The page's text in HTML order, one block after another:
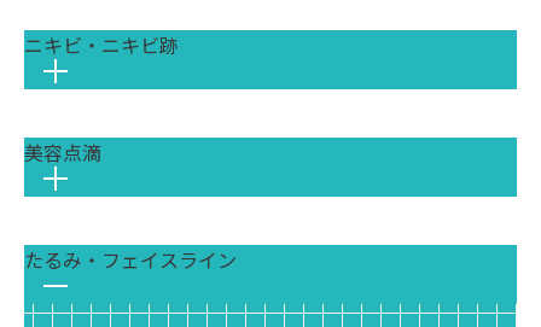
レーザー治療や内服薬など、最適なプラン
粉砕し、くすみの原因を効果的に除去しま
深くにあるメラニン色素を衝撃波で細かく
粉砕し、くすみの原因を効果的に除去しま
す。熱ダメージを抑えながら肌全体のトー
きます。
ダメージを受けた皮膚組織の修復を促し、
イプを正しく見極め、原因に合った治療を
選ぶことが改善への近道です。
ポテンツァ (POTENZA)
肌の再生を促し、毛穴の開きやたるみ毛穴
を引き締めます。また、皮脂腺に直接熱を
加えて、皮脂の過剰な分泌を抑制する効果
紫外線によるメラニンの蓄積、血行不良、
ケアを行うことが、透明感のある肌を取り
戻すための鍵となります。
ピコレーザー (エンライトンSR)
ニキビ・ニキビ跡
ニキビと、その後に残る赤み・色素沈着・
確に診断し、症状に合わせた治療を組み合
わせることが重要です。
美容点滴
サプリメントやスキンケアでは届きにくい
効率よく行き渡らせる治療です。美肌やエ
たるみ・フェイスライン